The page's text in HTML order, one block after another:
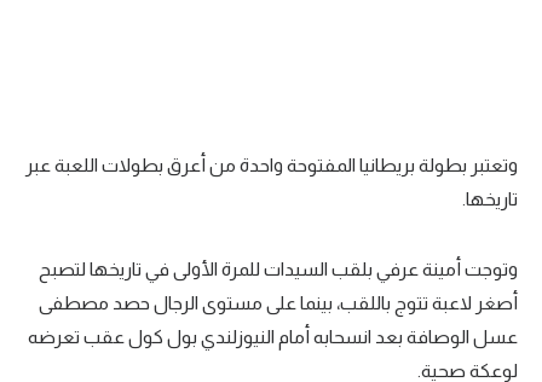
سعودي في الجول
الدوري الإسباني
دوري أبطال أوروبا
وتعتبر بطولة بريطانيا المفتوحة واحدة من أعرق بطولات اللعبة عبر
تاريخها.
وتوجت أمينة عرفي بلقب السيدات للمرة الأولى في تاريخها لتصبح
أصغر لاعبة تتوج باللقب، بينما على مستوى الرجال حصد مصطفى
عسل الوصافة بعد انسحابه أمام النيوزلندي بول كول عقب تعرضه
لوعكة صحية.